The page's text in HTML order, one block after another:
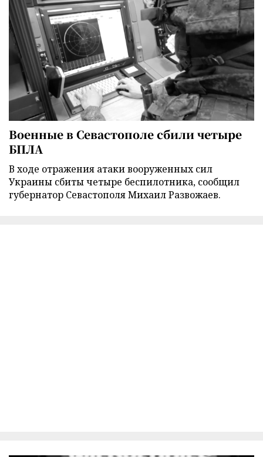
Военные в Севастополе сбили четыре
БПЛА
В ходе отражения атаки вооруженных сил
Украины сбиты четыре беспилотника, сообщил
губернатор Севастополя Михаил Развожаев.